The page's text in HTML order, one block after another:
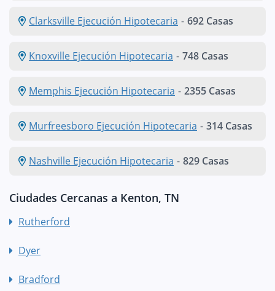
Clarksville Ejecución Hipotecaria - 692 Casas
Knoxville Ejecución Hipotecaria - 748 Casas
Memphis Ejecución Hipotecaria - 2355 Casas
Murfreesboro Ejecución Hipotecaria - 314 Casas
Nashville Ejecución Hipotecaria - 829 Casas
Ciudades Cercanas a Kenton, TN
Rutherford
Dyer
Bradford